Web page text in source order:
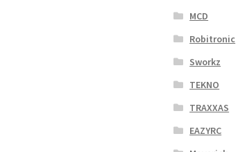
MCD
Robitronic
Sworkz
TEKNO
TRAXXAS
EAZYRC